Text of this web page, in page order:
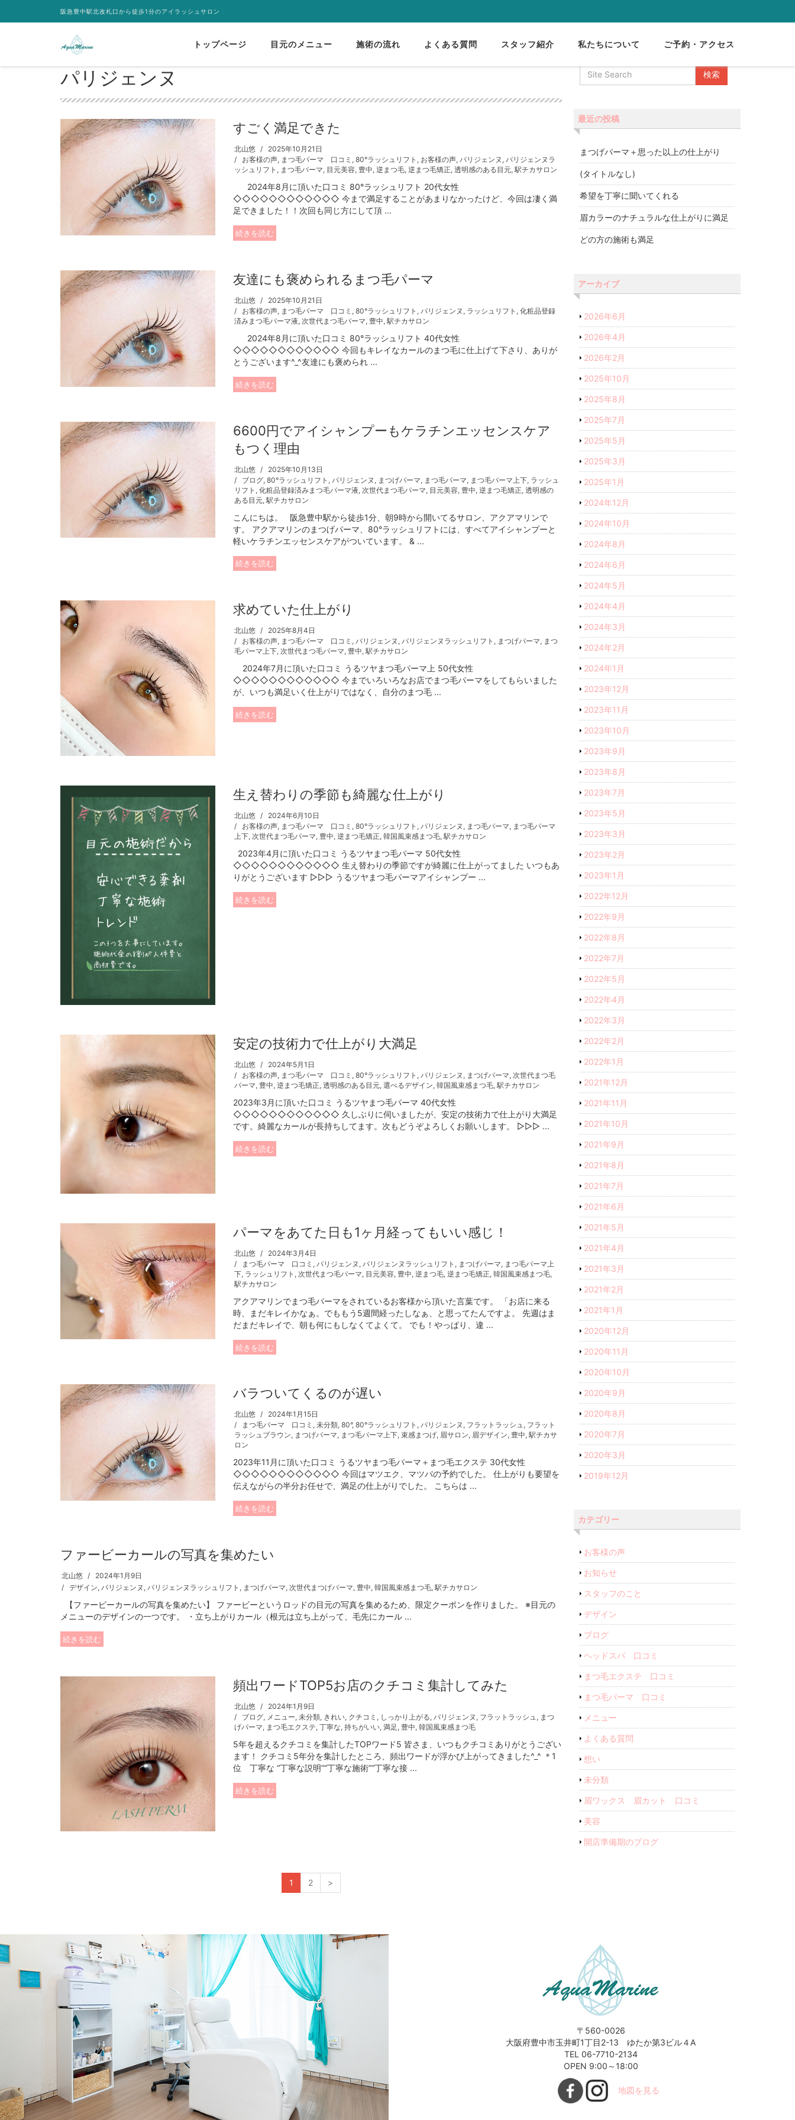
阪急豊中駅北改札口から徒歩1分のアイラッシュサロン
トップページ 目元のメニュー 施術の流れ よくある質問 スタッフ紹介 私たちについて ご予約・アクセス
パリジェンヌ
すごく満足できた
北山悠
2025年10月21日
お客様の声, まつ毛パーマ 口コミ ,80°ラッシュリフト , お客様の声, パリジェンヌ , パリジェンヌラ
ッシュリフト , まつ毛パーマ, 目元美容, 豊中,逆まつ毛,逆まつ毛矯正,透明感のある目元,駅チカサロン
2024年8月に頂いた口コミ 80°ラッシュリフト 20代女性
◇◇◇◇◇◇◇◇◇◇◇◇ 今まで満足することがあまりなかったけど、今回は凄く満
足できました！！次回も同じ方にして頂 ...
続きを読む
友達にも褒められるまつ毛パーマ
北山悠
2025年10月21日
お客様の声, まつ毛パーマ 口コミ ,80°ラッシュリフト , パリジェンヌ , ラッシュリフト ,化粧品登録
済みまつ毛パーマ液, 次世代まつ毛パーマ, 豊中,駅チカサロン
2024年8月に頂いた口コミ 80°ラッシュリフト 40代女性
◇◇◇◇◇◇◇◇◇◇◇◇ 今回もキレイなカールのまつ毛に仕上げて下さり、ありが
とうございます^_^友達にも褒められ ...
続きを読む
6600円でアイシャンプーもケラチンエッセンスケア
もつく理由
北山悠
2025年10月13日
ブログ,80°ラッシュリフト , パリジェンヌ , まつげパーマ, まつ毛パーマ, まつ毛パーマ上下, ラッシュ
リフト ,化粧品登録済みまつ毛パーマ液, 次世代まつ毛パーマ, 目元美容, 豊中,逆まつ毛矯正,透明感の
ある目元,駅チカサロン
こんにちは。 阪急豊中駅から徒歩1分、朝9時から開いてるサロン、アクアマリンで
す。 アクアマリンのまつげパーマ、80°ラッシュリフトには、すべてアイシャンプーと
軽いケラチンエッセンスケアがついています。 & ...
続きを読む
求めていた仕上がり
北山悠
2025年8月4日
お客様の声, まつ毛パーマ 口コミ ,パリジェンヌ ,パリジェンヌラッシュリフト , まつげパーマ, まつ
毛パーマ上下, 次世代まつ毛パーマ, 豊中,駅チカサロン
2024年7月に頂いた口コミ うるツヤまつ毛パーマ上 50代女性
◇◇◇◇◇◇◇◇◇◇◇◇ 今までいろいろなお店でまつ毛パーマをしてもらいました
が、いつも満足いく仕上がりではなく、自分のまつ毛 ...
続きを読む
生え替わりの季節も綺麗な仕上がり
北山悠
2024年6月10日
お客様の声, まつ毛パーマ 口コミ ,80°ラッシュリフト , パリジェンヌ , まつ毛パーマ, まつ毛パーマ
上下, 次世代まつ毛パーマ, 豊中,逆まつ毛矯正,韓国風束感まつ毛,駅チカサロン
2023年4月に頂いた口コミ うるツヤまつ毛パーマ 50代女性
◇◇◇◇◇◇◇◇◇◇◇◇ 生え替わりの季節ですが綺麗に仕上がってました いつもあ
りがとうございます ▷▷▷ うるツヤまつ毛パーマアイシャンプー ...
続きを読む
安定の技術力で仕上がり大満足
北山悠
2024年5月1日
お客様の声, まつ毛パーマ 口コミ ,80°ラッシュリフト ,パリジェンヌ , まつげパーマ, 次世代まつ毛
パーマ, 豊中,逆まつ毛矯正,透明感のある目元,選べるデザイン,韓国風束感まつ毛,駅チカサロン
2023年3月に頂いた口コミ うるツヤまつ毛パーマ 40代女性
◇◇◇◇◇◇◇◇◇◇◇◇ 久しぶりに伺いましたが、安定の技術力で仕上がり大満足
です。綺麗なカールが長持ちしてます。次もどうぞよろしくお願いします。 ▷▷▷ ...
続きを読む
パーマをあてた日も1ヶ月経ってもいい感じ！
北山悠
2024年3月4日
まつ毛パーマ 口コミ , パリジェンヌ , パリジェンヌラッシュリフト , まつげパーマ, まつ毛パーマ上
下, ラッシュリフト , 次世代まつ毛パーマ, 目元美容, 豊中,逆まつ毛,逆まつ毛矯正,韓国風束感まつ毛,
駅チカサロン
アクアマリンでまつ毛パーマをされているお客様から頂いた言葉です。 「お店に来る
時、まだキレイかなぁ。でももう5週間経ったしなぁ、と思ってたんですよ。 先週はま
だまだキレイで、朝も何にもしなくてよくて。 でも！やっぱり、違 ...
続きを読む
バラついてくるのが遅い
北山悠
2024年1月15日
まつ毛パーマ 口コミ ,未分類,80°,80°ラッシュリフト ,パリジェンヌ , フラットラッシュ, フラット
ラッシュブラウン, まつげパーマ, まつ毛パーマ上下, 束感まつげ, 眉サロン, 眉デザイン, 豊中,駅チカサ
ロン
2023年11月に頂いた口コミ うるツヤまつ毛パーマ＋まつ毛エクステ 30代女性
◇◇◇◇◇◇◇◇◇◇◇◇ 今回はマツエク、マツパの予約でした。 仕上がりも要望を
伝えながらの半分お任せで、満足の仕上がりでした。 こちらは ...
続きを読む
ファービーカールの写真を集めたい
北山悠
2024年1月9日
デザイン, パリジェンヌ , パリジェンヌラッシュリフト , まつげパーマ, 次世代まつげパーマ, 豊中, 韓国風束感まつ毛,駅チカサロン
【ファービーカールの写真を集めたい】 ファービーというロッドの目元の写真を集めるため、限定クーポンを作りました。 ※目元の
メニューのデザインの一つです。 ・立ち上がりカール（根元は立ち上がって、毛先にカール ...
続きを読む
頻出ワードTOP5お店のクチコミ集計してみた
北山悠
2024年1月9日
ブログ, メニュー,未分類, きれい, クチコミ , しっかり上がる, パリジェンヌ , フラットラッシュ , まつ
げパーマ, まつ毛エクステ,丁寧な,持ちがいい,満足 , 豊中,韓国風束感まつ毛
5年を超えるクチコミを集計したTOPワード5 皆さま、いつもクチコミありがとうござい
ます！ クチコミ5年分を集計したところ、頻出ワードが浮かび上がってきました^_^ ＊1
位 丁寧な “丁寧な説明”“丁寧な施術”“丁寧な接 ...
続きを読む
1 2 >
最近の投稿
まつげパーマ＋思った以上の仕上がり
(タイトルなし)
希望を丁寧に聞いてくれる
眉カラーのナチュラルな仕上がりに満足
どの方の施術も満足
アーカイブ
2026年6月
2026年4月
2026年2月
2025年10月
2025年8月
2025年7月
2025年5月
2025年3月
2025年1月
2024年12月
2024年10月
2024年8月
2024年6月
2024年5月
2024年4月
2024年3月
2024年2月
2024年1月
2023年12月
2023年11月
2023年10月
2023年9月
2023年8月
2023年7月
2023年5月
2023年3月
2023年2月
2023年1月
2022年12月
2022年9月
2022年8月
2022年7月
2022年5月
2022年4月
2022年3月
2022年2月
2022年1月
2021年12月
2021年11月
2021年10月
2021年9月
2021年8月
2021年7月
2021年6月
2021年5月
2021年4月
2021年3月
2021年2月
2021年1月
2020年12月
2020年11月
2020年10月
2020年9月
2020年8月
2020年7月
2020年3月
2019年12月
カテゴリー
お客様の声
お知らせ
スタッフのこと
デザイン
ブログ
ヘッドスパ 口コミ
まつ毛エクステ 口コミ
まつ毛パーマ 口コミ
メニュー
よくある質問
想い
未分類
眉ワックス 眉カット 口コミ
美容
開店準備期のブログ
〒560-0026
大阪府豊中市玉井町1丁目2-13 ゆたか第3ビル４A
TEL 06-7710-2134
OPEN 9:00～18:00
地図を見る